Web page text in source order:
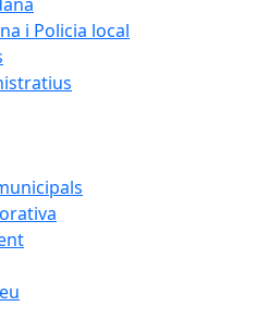
i Policia local